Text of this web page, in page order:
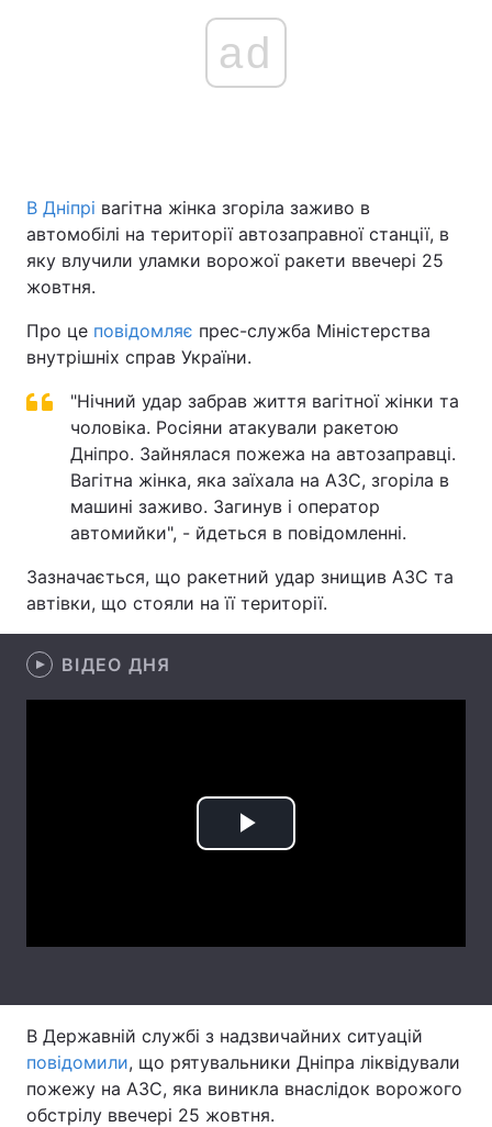
Україна Політика
Економіка
Спорт Наука
Зброя Інциденти
Здоров'я Туризм
Цікавинки Погода
Екологія Регіони
Тема оформлення
ad
В Дніпрі вагітна жінка згоріла заживо в
автомобілі на території автозаправної станції, в
яку влучили уламки ворожої ракети ввечері 25
жовтня.
Про це повідомляє прес-служба Міністерства
внутрішніх справ України.
"Нічний удар забрав життя вагітної жінки та
чоловіка. Росіяни атакували ракетою
Дніпро. Зайнялася пожежа на автозаправці.
Вагітна жінка, яка заїхала на АЗС, згоріла в
машині заживо. Загинув і оператор
автомийки", - йдеться в повідомленні.
Зазначається, що ракетний удар знищив АЗС та
автівки, що стояли на її території.
ВІДЕО ДНЯ
Play
В Державній службі з надзвичайних ситуацій
повідомили, що рятувальники Дніпра ліквідували
пожежу на АЗС, яка виникла внаслідок ворожого
обстрілу ввечері 25 жовтня.